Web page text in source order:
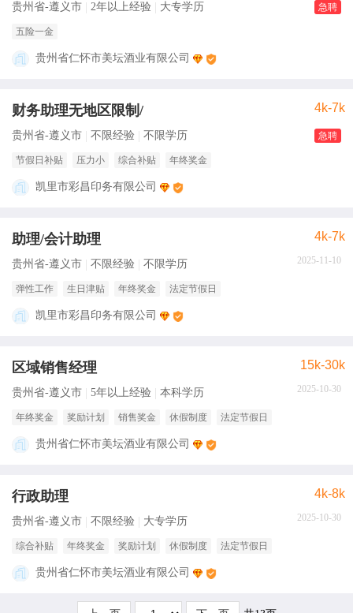
贵州省-遵义市 2年以上经验 大专学历 急聘
五险一金
贵州省仁怀市美坛酒业有限公司
财务助理无地区限制/ 4k-7k
贵州省-遵义市 不限经验 不限学历 急聘
节假日补贴 压力小 综合补贴 年终奖金
凯里市彩昌印务有限公司
助理/会计助理 4k-7k
2025-11-10
贵州省-遵义市 不限经验 不限学历
弹性工作 生日津贴 年终奖金 法定节假日
凯里市彩昌印务有限公司
区域销售经理 15k-30k
2025-10-30
贵州省-遵义市 5年以上经验 本科学历
年终奖金 奖励计划 销售奖金 休假制度 法定节假日
贵州省仁怀市美坛酒业有限公司
行政助理 4k-8k
2025-10-30
贵州省-遵义市 不限经验 大专学历
综合补贴 年终奖金 奖励计划 休假制度 法定节假日
贵州省仁怀市美坛酒业有限公司